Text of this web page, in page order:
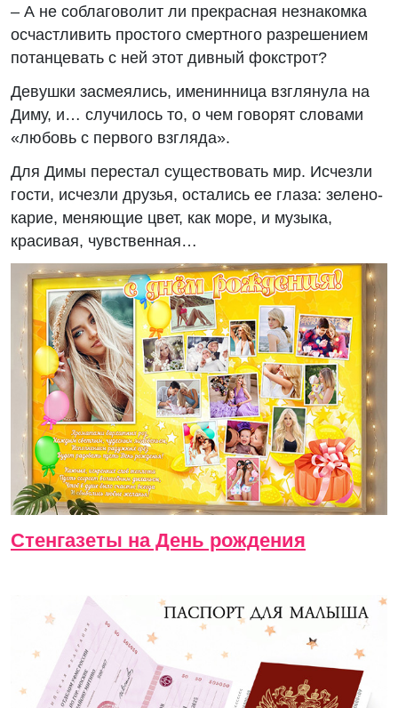
– А не соблаговолит ли прекрасная незнакомка
осчастливить простого смертного разрешением
потанцевать с ней этот дивный фокстрот?
Девушки засмеялись, именинница взглянула на
Диму, и… случилось то, о чем говорят словами
«любовь с первого взгляда».
Для Димы перестал существовать мир. Исчезли
гости, исчезли друзья, остались ее глаза: зелено-
карие, меняющие цвет, как море, и музыка,
красивая, чувственная…
Стенгазеты на День рождения